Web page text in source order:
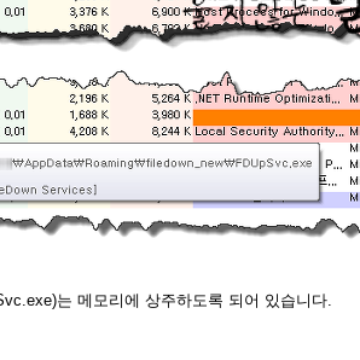
는 메모리에 상주하도록 되어 있습니다.